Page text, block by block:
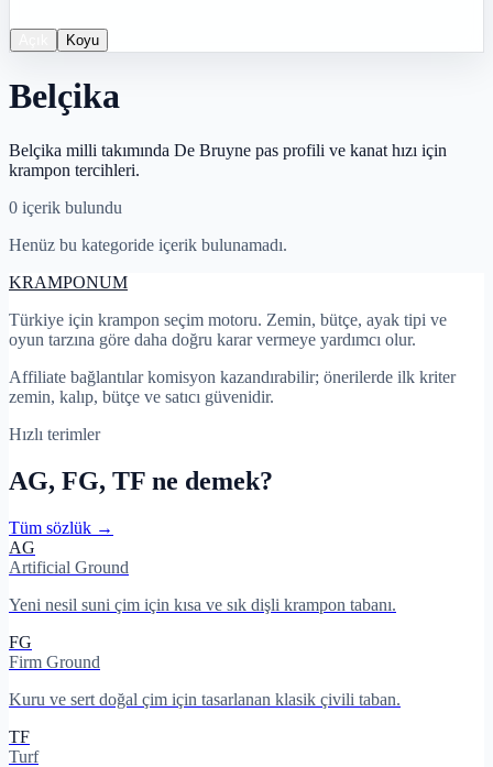
Koyu
Belçika
Belçika milli takımında De Bruyne pas profili ve kanat hızı için
krampon tercihleri.
0 içerik bulundu
Henüz bu kategoride içerik bulunamadı.
KRAMPONUM
Türkiye için krampon seçim motoru. Zemin, bütçe, ayak tipi ve
oyun tarzına göre daha doğru karar vermeye yardımcı olur.
Affiliate bağlantılar komisyon kazandırabilir; önerilerde ilk kriter
zemin, kalıp, bütçe ve satıcı güvenidir.
Hızlı terimler
AG, FG, TF ne demek?
Tüm sözlük →
AG
Artificial Ground
Yeni nesil suni çim için kısa ve sık dişli krampon tabanı.
FG
Firm Ground
Kuru ve sert doğal çim için tasarlanan klasik çivili taban.
TF
Turf